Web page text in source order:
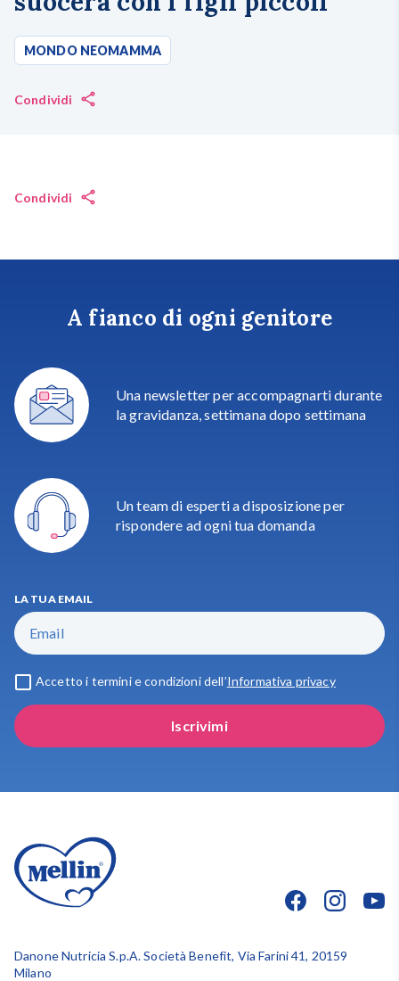
MONDO NEOMAMMA
Condividi
Condividi
A fianco di ogni genitore
Una newsletter per accompagnarti durante
la gravidanza, settimana dopo settimana
Un team di esperti a disposizione per
rispondere ad ogni tua domanda
LA TUA EMAIL
Accetto i termini e condizioni dell’Informativa privacy
Iscrivimi
Danone Nutricia S.p.A. Società Benefit, Via Farini 41, 20159
Milano